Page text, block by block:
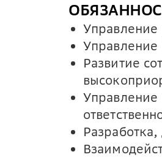
Управление
Развитие
Управление